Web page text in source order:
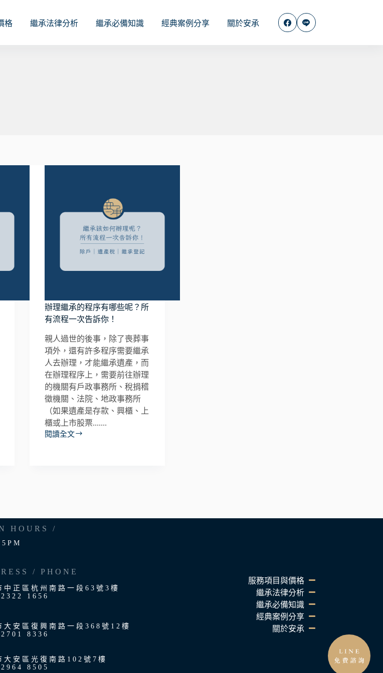
格 繼承法律分析 繼承必備知識 經典案例分享 關於安承
辦理繼承的程序有哪些呢？所
有流程一次告訴你！
親人過世的後事，除了喪葬事
項外，還有許多程序需要繼承
人去辦理，才能繼承遺產，而
在辦理程序上，需要前往辦理
的機關有戶政事務所、稅捐稽
徵機關、法院、地政事務所
（如果遺產是存款、興櫃、上
櫃或上市股票.......
閱讀全文
辦
些
流
程
一
訴
你！
HOURS /
/ PHONE
中正區杭州南路⼀段63號3樓
1656
⼤安區復興南路⼀段368號12樓
8336
⼤安區光復南路102號7樓
8505
服務項目與價格
繼承法律分析
繼承必備知識
經典案例分享
關於安承